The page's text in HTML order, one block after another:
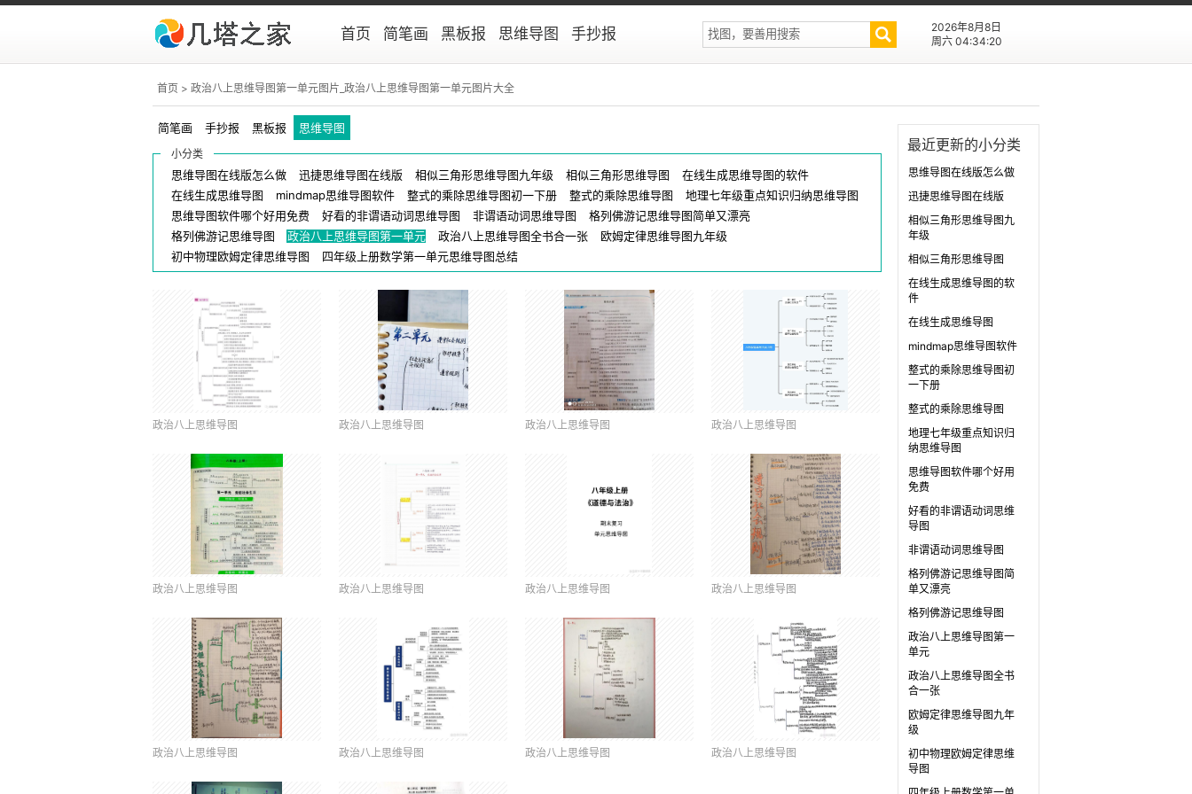
首页 简笔画 黑板报 思维导图 手抄报
2026年8月8日
周六 04:34:20
首页 > 政治八上思维导图第一单元图片_政治八上思维导图第一单元图片大全
简笔画 手抄报 黑板报 思维导图
小分类
思维导图在线版怎么做 迅捷思维导图在线版 相似三角形思维导图九年级 相似三角形思维导图
在线生成思维导图的软件
在线生成思维导图
mindmap思维导图软件 整式的乘除思维导图初一下册 整式的乘除思维导图
地理七年级重点知识归纳思维导图
思维导图软件哪个好用免费
好看的非谓语动词思维导图 非谓语动词思维导图
格列佛游记思维导图简单又漂亮
格列佛游记思维导图
政治八上思维导图第一单元 政治八上思维导图全书合一张
欧姆定律思维导图九年级
初中物理欧姆定律思维导图
四年级上册数学第一单元思维导图总结
政治八上思维导图 政治八上思维导图 政治八上思维导图 政治八上思维导图
政治八上思维导图 政治八上思维导图 政治八上思维导图 政治八上思维导图
政治八上思维导图 政治八上思维导图 政治八上思维导图 政治八上思维导图
最近更新的小分类
思维导图在线版怎么做
迅捷思维导图在线版
相似三角形思维导图九
年级
相似三角形思维导图
在线生成思维导图的软
件
在线生成思维导图
mindmap思维导图软件
整式的乘除思维导图初
一下册
整式的乘除思维导图
地理七年级重点知识归
纳思维导图
思维导图软件哪个好用
免费
好看的非谓语动词思维
导图
非谓语动词思维导图
格列佛游记思维导图简
单又漂亮
格列佛游记思维导图
政治八上思维导图第一
单元
政治八上思维导图全书
合一张
欧姆定律思维导图九年
级
初中物理欧姆定律思维
导图